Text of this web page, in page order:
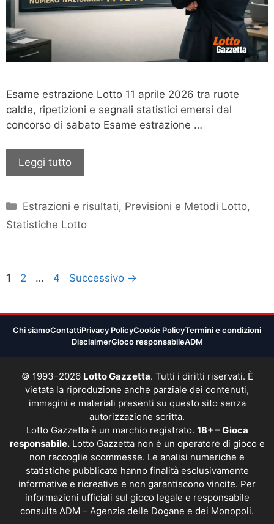
Esame estrazione Lotto 11 aprile 2026 tra ruote
calde, ripetizioni e segnali statistici emersi dal
concorso di sabato Esame estrazione …
Leggi tutto
Categorie
Estrazioni e risultati, Previsioni e Metodi Lotto,
Statistiche Lotto
Pagina
1 Pagina
2 … Pagina
4 Successivo →
Chi siamoContattiPrivacy PolicyCookie PolicyTermini e condizioni
DisclaimerGioco responsabileADM
© 1993–2026 Lotto Gazzetta. Tutti i diritti riservati. È
vietata la riproduzione anche parziale dei contenuti,
immagini e materiali presenti su questo sito senza
autorizzazione scritta.
Lotto Gazzetta è un marchio registrato. 18+ – Gioca
responsabile.Lotto Gazzetta non è un operatore di gioco e
non raccoglie scommesse. Le analisi numeriche e
statistiche pubblicate hanno finalità esclusivamente
informative e ricreative e non garantiscono vincite. Per
informazioni ufficiali sul gioco legale e responsabile
consulta ADM – Agenzia delle Dogane e dei Monopoli.